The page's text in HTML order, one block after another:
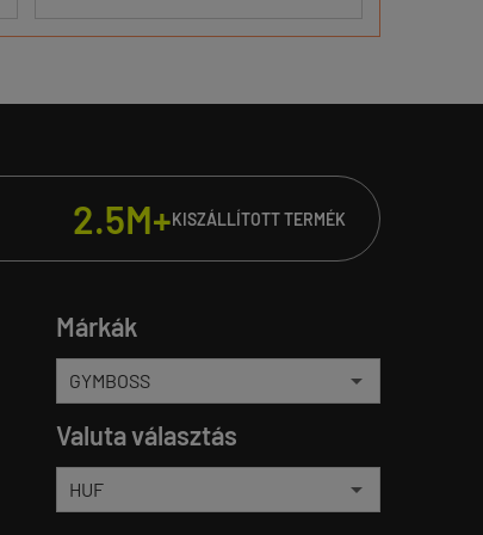
2.5M+KISZÁLLÍTOTT TERMÉK
Márkák
Valuta választás